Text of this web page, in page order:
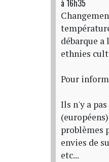
à 16h35
débarque
ethnies
Pour
Ils n'y a
problèmes
envies de
etc...